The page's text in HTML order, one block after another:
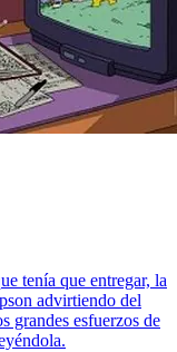
tenía que entregar, la
advirtiendo del
grandes esfuerzos de